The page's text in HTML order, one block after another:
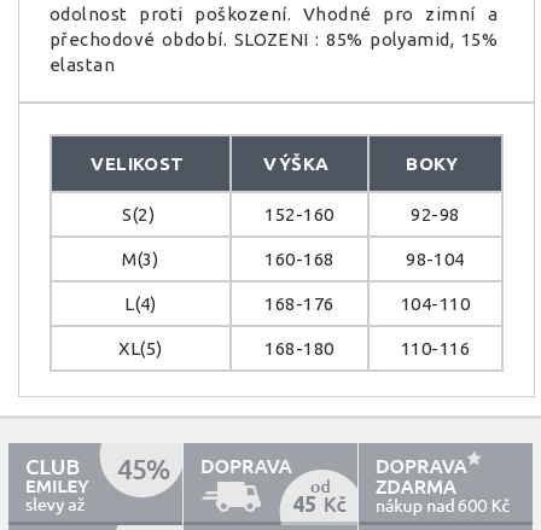
odolnost proti poškození. Vhodné pro zimní a
přechodové období. SLOZENI : 85% polyamid, 15%
elastan
VELIKOST VÝŠKA BOKY
S(2) 152-160 92-98
M(3) 160-168 98-104
L(4) 168-176 104-110
XL(5) 168-180 110-116
45 600